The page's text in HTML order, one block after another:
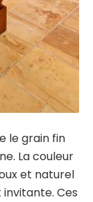
le grain fin
La couleur
et naturel
Ces